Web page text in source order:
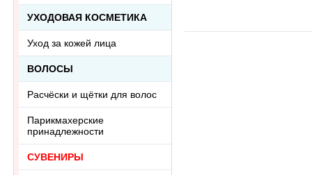
УХОДОВАЯ КОСМЕТИКА
Уход за кожей лица
ВОЛОСЫ
Расчёски и щётки для волос
Парикмахерские
принадлежности
СУВЕНИРЫ